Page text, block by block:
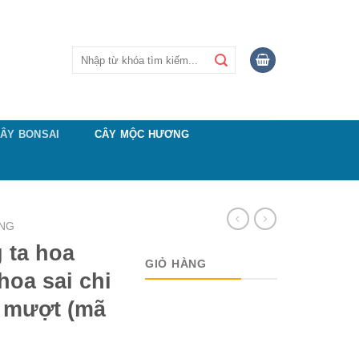
kiếm:
BONSAI CÂY MỘC HƯƠNG
ta hoa
sai chi
(mã
GIỎ HÀNG